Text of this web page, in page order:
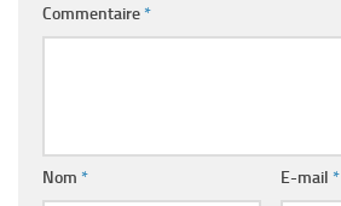
Commentaire*
Nom * E-mail *